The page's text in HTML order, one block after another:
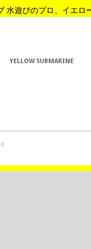
水遊びのプロ、イエ
YELLOW SUBMARINE